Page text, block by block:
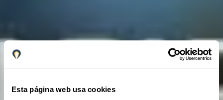
Esta página web usa cookies